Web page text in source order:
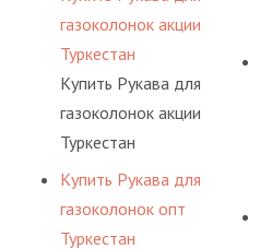
газоколонок акции
Туркестан
Купить Рукава для
газоколонок акции
Туркестан
Купить Рукава для
газоколонок опт
Туркестан